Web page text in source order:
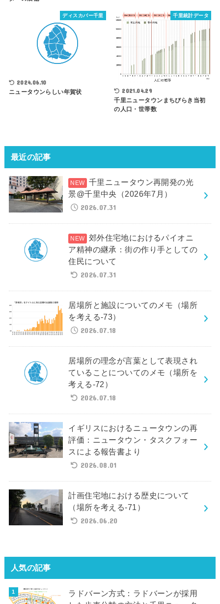
ディスカバー千里
2024.06.10
ニュータウンらしい年賀状
千里統計データ
2021.04.29
千里ニュータウンまちびらき当初
の人口・世帯数
最近の記事
千里ニュータウン再開発の光
景@千里中央（2026年7月）
2026.07.31
郊外住宅地におけるパイオニ
ア精神の継承：街の作り手としての
住民について
2026.07.31
居場所と施設についてのメモ（場所
を考える-73）
2026.07.18
居場所の理念が言葉として表現され
ていることについてのメモ（場所を
考える-72）
2026.07.18
イギリスにおけるニュータウンの再
評価：ニュータウン・タスクフォー
スによる報告書より
2026.08.01
計画住宅地における歴史について
（場所を考える-71）
2026.06.20
人気の記事
ラドバーン方式：ラドバーンが採用